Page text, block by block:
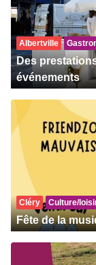
Albertville
Des
événements
Cléry Culture/
Fête de la